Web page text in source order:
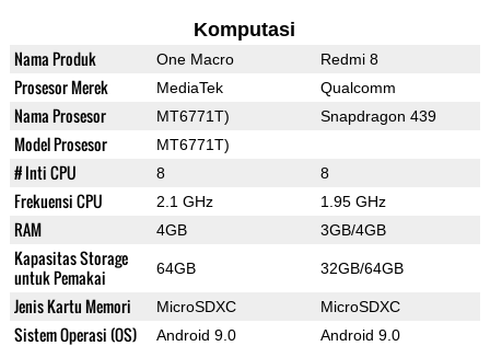
Komputasi
Nama Produk One Macro Redmi 8
Prosesor Merek MediaTek Qualcomm
Nama Prosesor MT6771T) Snapdragon 439
Model Prosesor MT6771T)
# Inti CPU 8 8
Frekuensi CPU 2.1 GHz 1.95 GHz
RAM 4GB 3GB/4GB
Kapasitas Storage
untuk Pemakai
64GB 32GB/64GB
Jenis Kartu Memori MicroSDXC MicroSDXC
Sistem Operasi (OS) Android 9.0 Android 9.0